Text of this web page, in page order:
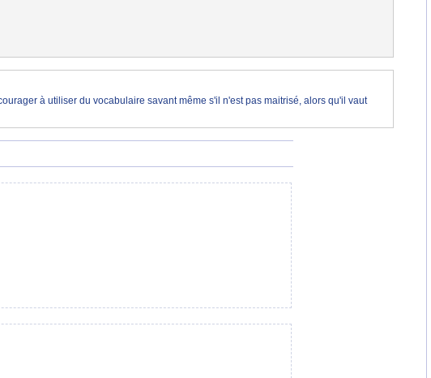
à utiliser du vocabulaire savant même s'il n'est pas maitrisé, alors qu'il vaut